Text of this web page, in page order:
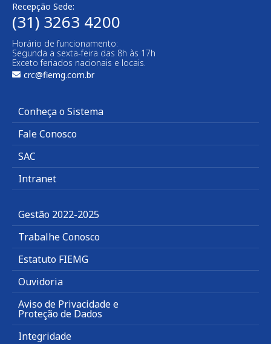
Recepção Sede:
(31) 3263 4200
Horário de funcionamento:
Segunda a sexta-feira das 8h às 17h
Exceto feriados nacionais e locais.
crc@fiemg.com.br
Conheça o Sistema
Fale Conosco
SAC
Intranet
Gestão 2022-2025
Trabalhe Conosco
Estatuto FIEMG
Ouvidoria
Aviso de Privacidade e
Proteção de Dados
Integridade